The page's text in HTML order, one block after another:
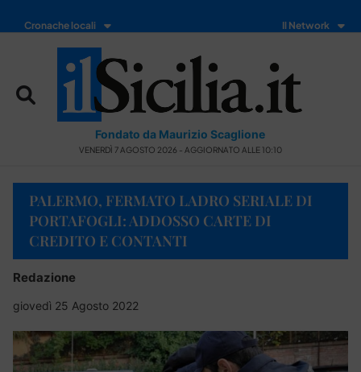
Cronache locali Il Network
Fondato da Maurizio Scaglione
VENERDÌ 7 AGOSTO 2026 - AGGIORNATO ALLE 10:10
PALERMO, FERMATO LADRO SERIALE DI
PORTAFOGLI: ADDOSSO CARTE DI
CREDITO E CONTANTI
Redazione
giovedì 25 Agosto 2022